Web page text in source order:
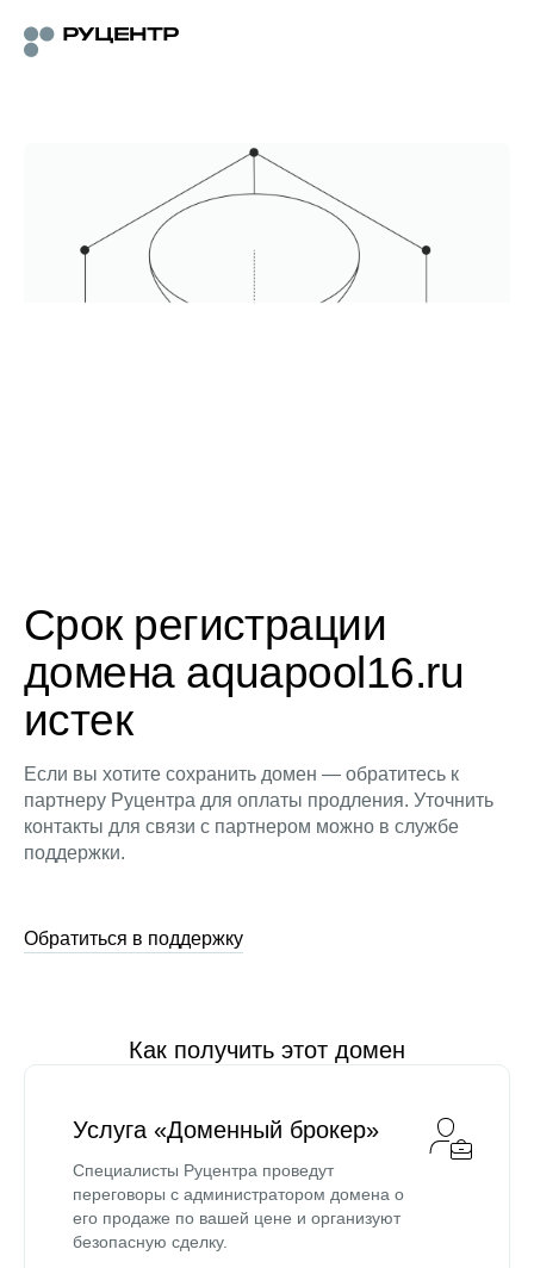
Срок регистрации
домена aquapool16.ru
истек
Если вы хотите сохранить домен — обратитесь к
партнеру Руцентра для оплаты продления. Уточнить
контакты для связи с партнером можно в службе
поддержки.
Обратиться в поддержку
Как получить этот домен
Услуга «Доменный брокер»
Специалисты Руцентра проведут
переговоры с администратором домена о
его продаже по вашей цене и организуют
безопасную сделку.